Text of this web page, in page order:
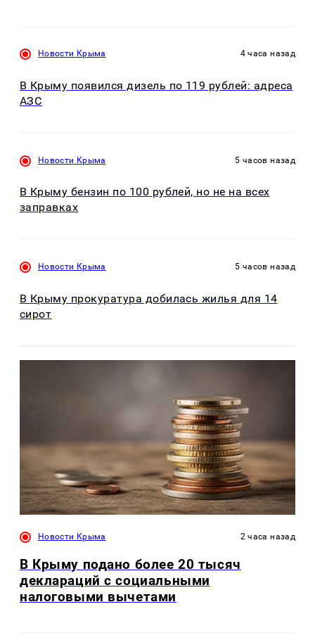
Новости Крыма 4 часа назад
В Крыму появился дизель по 119 рублей: адреса
АЗС
Новости Крыма 5 часов назад
В Крыму бензин по 100 рублей, но не на всех
заправках
Новости Крыма 5 часов назад
В Крыму прокуратура добилась жилья для 14
сирот
Новости Крыма 2 часа назад
В Крыму подано более 20 тысяч
деклараций с социальными
налоговыми вычетами